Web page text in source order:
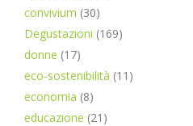
convivium (30)
Degustazioni (169)
donne (17)
eco-sostenibilità (11)
economia (8)
educazione (21)